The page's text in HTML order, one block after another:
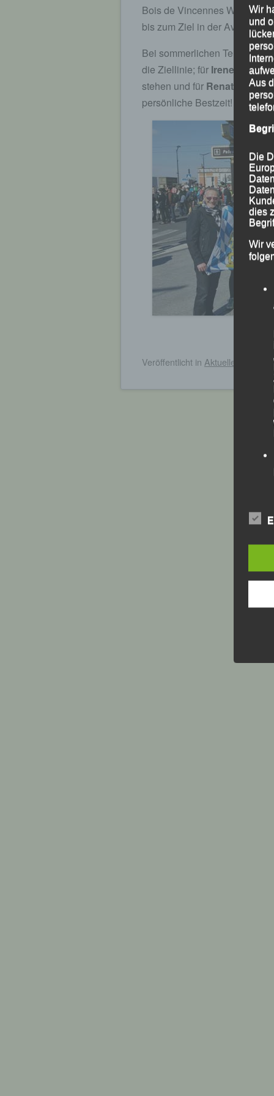
Bois de Vincennes Wälder,
bis zum Ziel in der Avenue
Bei sommerlichen
die Ziellinie; für Irene
stehen und für Renate
persönliche Bestzeit!
Veröffentlicht in Aktuelles
Beitragsnavigation
Wir
und
Aus
Die
dies
Wir